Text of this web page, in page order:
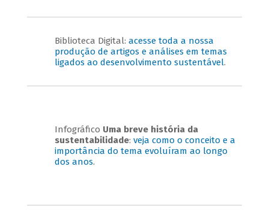
Biblioteca Digital: acesse toda a nossa
produção de artigos e análises em temas
ligados ao desenvolvimento sustentável.
Infográfico Uma breve história da
sustentabilidade: veja como o conceito e a
importância do tema evoluíram ao longo
dos anos.